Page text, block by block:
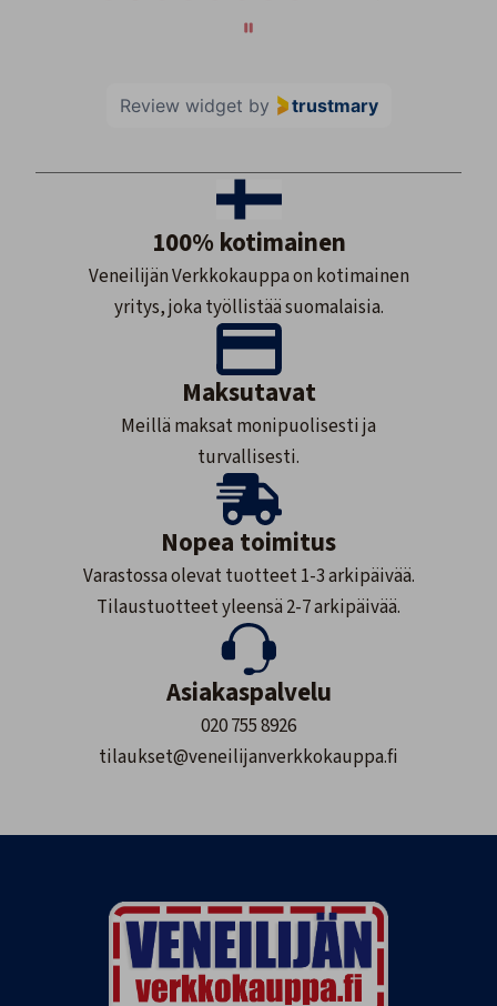
Review widget by trustmary
100% kotimainen
Veneilijän Verkkokauppa on kotimainen
yritys, joka työllistää suomalaisia.
Maksutavat
Meillä maksat monipuolisesti ja
turvallisesti.
Nopea toimitus
Varastossa olevat tuotteet 1-3 arkipäivää.
Tilaustuotteet yleensä 2-7 arkipäivää.
Asiakaspalvelu
020 755 8926
tilaukset@veneilijanverkkokauppa.fi